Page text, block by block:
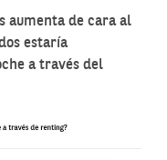
aumenta de cara al
estaría
a través del